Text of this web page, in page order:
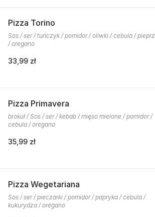
Pizza Torino
Sos / ser / tuńczyk / pomidor / oliwki / cebula / pieprz
/ oregano
33,99 zł
Pizza Primavera
brokuł / Sos / ser / kebab / mięso mielone / pomidor /
cebula / oregano
35,99 zł
Pizza Wegetariana
Sos / ser / pieczarki / pomidor / papryka / cebula /
kukurydza / oregano